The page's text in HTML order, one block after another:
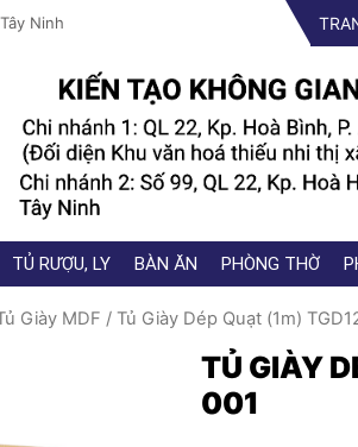
Ninh
TỦ RƯỢU, LY BÀN ĂN PHÒNG THỜ
Giày MDF / Tủ Giày Dép Quạt (1m)
TỦ GIÀY
001